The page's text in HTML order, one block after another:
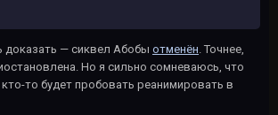
доказать — сиквел Абобы отменён. Точнее,
Но я сильно сомневаюсь, что
то будет пробовать реанимировать в